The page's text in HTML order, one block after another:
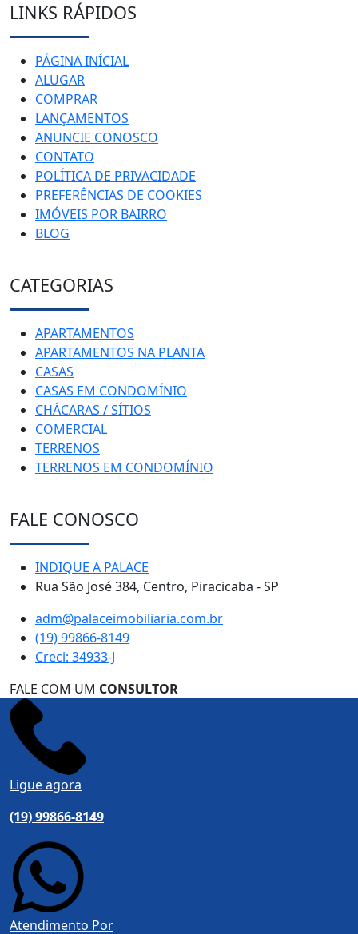
LINKS RÁPIDOS
PÁGINA INÍCIAL
ALUGAR
COMPRAR
LANÇAMENTOS
ANUNCIE CONOSCO
CONTATO
POLÍTICA DE PRIVACIDADE
PREFERÊNCIAS DE COOKIES
IMÓVEIS POR BAIRRO
BLOG
CATEGORIAS
APARTAMENTOS
APARTAMENTOS NA PLANTA
CASAS
CASAS EM CONDOMÍNIO
CHÁCARAS / SÍTIOS
COMERCIAL
TERRENOS
TERRENOS EM CONDOMÍNIO
FALE CONOSCO
INDIQUE A PALACE
Rua São José 384, Centro, Piracicaba - SP
adm@palaceimobiliaria.com.br
(19) 99866-8149
Creci: 34933-J
FALE COM UM CONSULTOR
Ligue agora
(19) 99866-8149
Atendimento Por